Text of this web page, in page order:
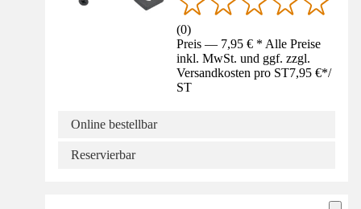
(0)
Preis — 7,95 € * Alle Preise
inkl. MwSt. und ggf. zzgl.
Versandkosten pro ST7,95 €*/
ST
Online bestellbar
Reservierbar